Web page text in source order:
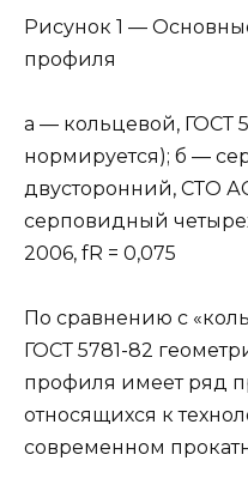
Рисунок 1 —
профиля
а — кольцевой, ГОСТ
нормируется); б —
двусторонний, СТО
серповидный
2006, fR = 0,075
По сравнению с
ГОСТ 5781-82
профиля имеет ряд
относящихся к
современном